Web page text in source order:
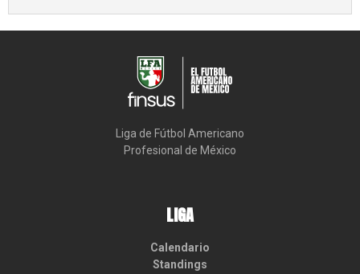
Liga de Fútbol Americano
Profesional de México
LIGA
Calendario
Standings